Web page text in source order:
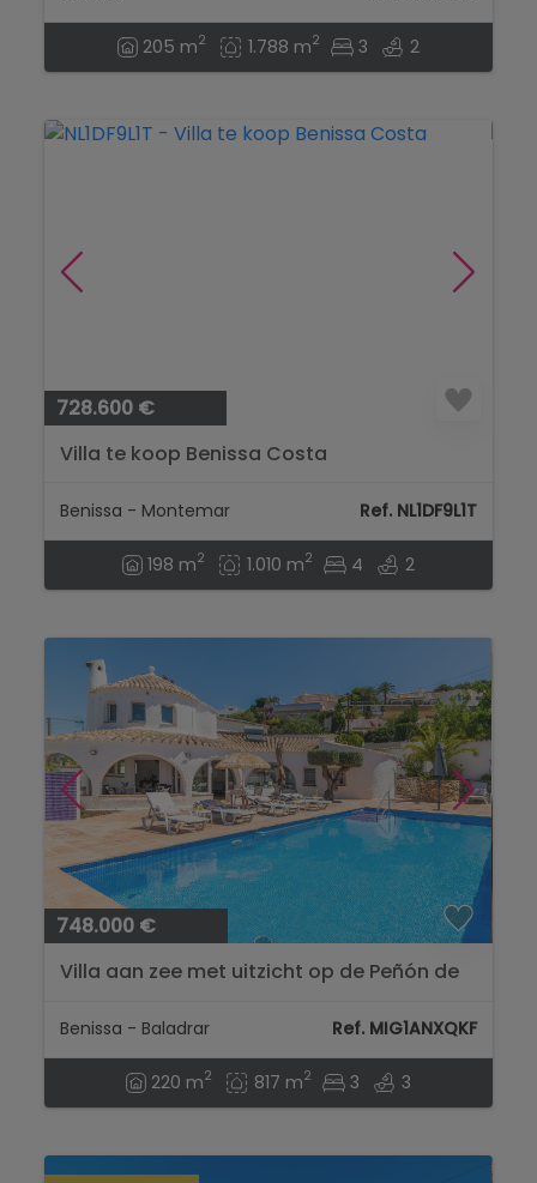
205 m2 1.788 m2 3 2
728.600 €
Villa te koop Benissa Costa
Benissa - Montemar Ref. NL1DF9L1T
198 m2 1.010 m2 4 2
748.000 €
Villa aan zee met uitzicht op de Peñón de
Benissa - Baladrar Ref. MIG1ANXQKF
220 m2 817 m2 3 3